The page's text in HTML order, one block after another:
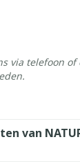
via telefoon
van